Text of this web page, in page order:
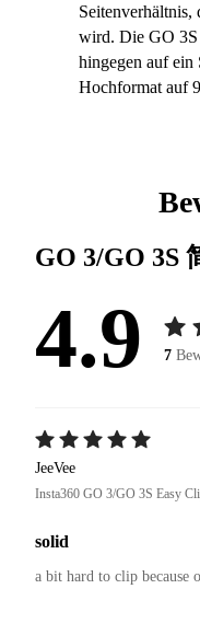
Seitenverhältnis,
wird. Die GO 3S
hingegen auf ein
Hochformat auf
GO 3/GO 3S
4.9 7
JeeVee
Insta360 GO 3/GO 3S Easy
solid
a bit hard to clip because